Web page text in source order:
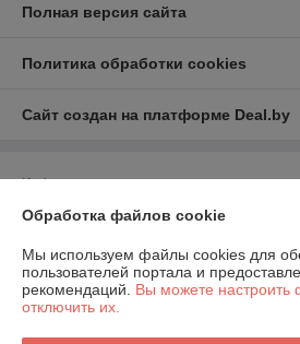
Полная версия сайта
Политика обработки cookies
Сайт создан на платформе Deal.by
Информация для покупателя
Юридическое лицо:ООО "ИнструментЛюкс"
Щомыслицкий с/с, п.14А-15, район аг.Озерцо
Регистрационный номер ЕГР: 692221255
Обработка файлов cookie
Мы используем файлы cookies для
пользователей портала и
рекомендаций. Вы можете настроить
отключить их.